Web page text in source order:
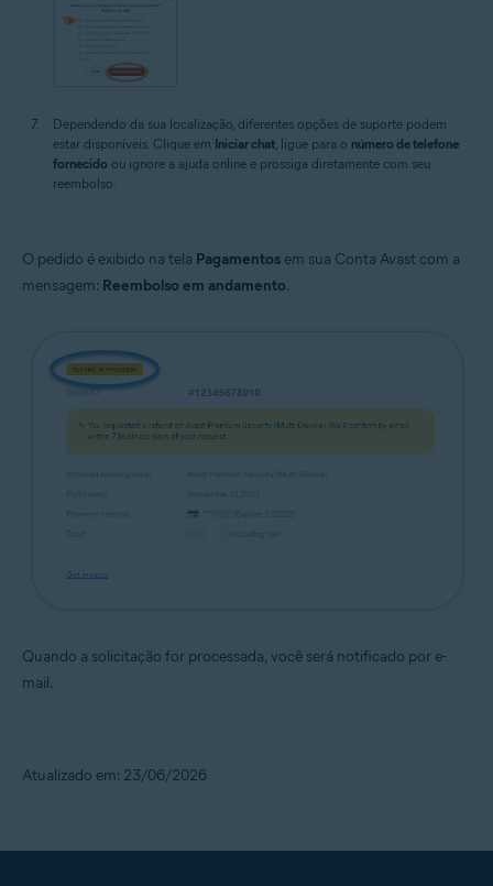
Dependendo da sua localização, diferentes opções de suporte podem
estar disponíveis. Clique em Iniciar chat, ligue para o número de telefone
fornecido ou ignore a ajuda online e prossiga diretamente com seu
reembolso.
O pedido é exibido na tela Pagamentos em sua Conta Avast com a
mensagem: Reembolso em andamento.
Quando a solicitação for processada, você será notificado por e-
mail.
Atualizado em: 23/06/2026